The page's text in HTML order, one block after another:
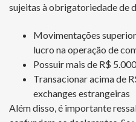
sujeitas à obrigatoriedade de
Movimentações
lucro na operação de
Possuir mais de R$
Transacionar acima de
exchanges estrangeiras
Além disso, é importante